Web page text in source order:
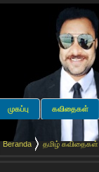
முகப்பு கவிதைகள்
Beranda தமிழ் கவிதைகள்